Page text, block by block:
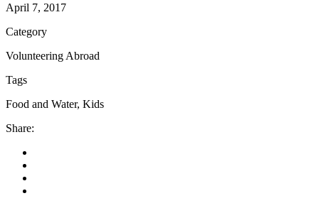
April 7, 2017
Category
Volunteering Abroad
Tags
Food and Water, Kids
Share: